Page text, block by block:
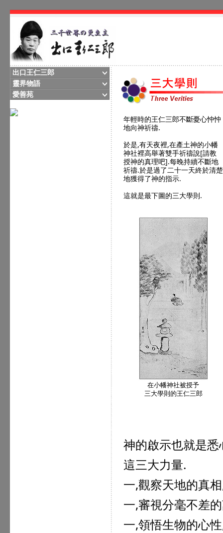
出口王仁三郎
靈界物語
愛善苑
年輕時的王仁三郎不斷憂心忡忡
地向神祈禱.
於是,有天夜裡,在產土神的小幡
神社裡高舉著雙手祈禱說[請教
授神的真理吧].每晚持續不斷地
祈禱.於是過了二十一天終於清楚
地獲得了神的指示.
這就是最下圖的三大學則.
在小幡神社被授予
三大學則的王仁三郎
神的啟示也就是
這三大力量.
一,觀察天地的真
一,審視分毫不差
一,領悟生物的心